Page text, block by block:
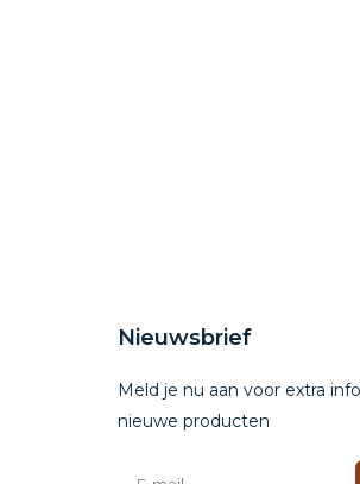
Nieuwsbrief
Meld je nu aan voor extra
nieuwe producten